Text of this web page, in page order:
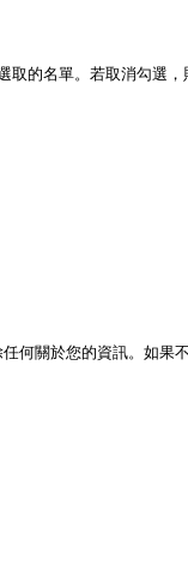
取的名單。若取消勾選
任何關於您的資訊。如果